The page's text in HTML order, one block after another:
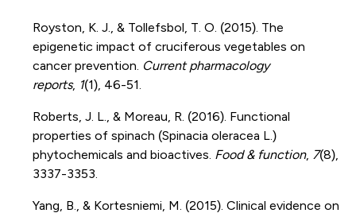
Royston, K. J., & Tollefsbol, T. O. (2015). The
epigenetic impact of cruciferous vegetables on
cancer prevention. Current pharmacology
reports, 1(1), 46-51.
Roberts, J. L., & Moreau, R. (2016). Functional
properties of spinach (Spinacia oleracea L.)
phytochemicals and bioactives. Food & function, 7(8),
3337-3353.
Yang, B., & Kortesniemi, M. (2015). Clinical evidence on